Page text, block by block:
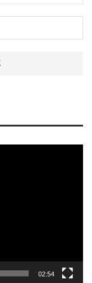
02:54